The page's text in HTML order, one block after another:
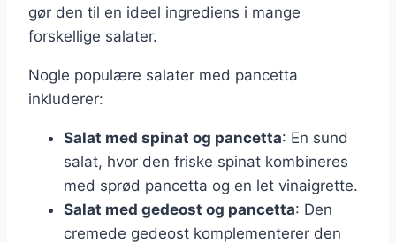
gør den til en ideel ingrediens i mange
forskellige salater.
Nogle populære salater med pancetta
inkluderer:
Salat med spinat og pancetta: En sund
salat, hvor den friske spinat kombineres
med sprød pancetta og en let vinaigrette.
Salat med gedeost og pancetta: Den
cremede gedeost komplementerer den